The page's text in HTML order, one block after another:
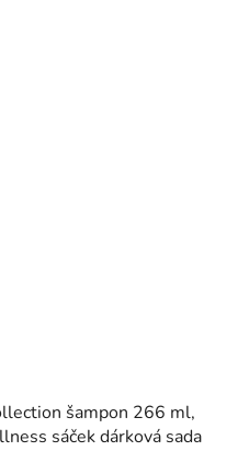
šampon 266 ml,
sáček dárková sada